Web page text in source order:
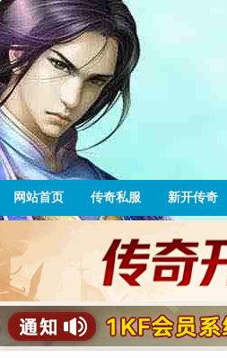
网站首页 传奇私服 新开传奇